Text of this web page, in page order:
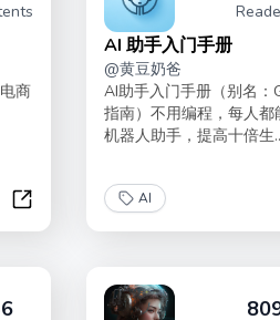
商
AI电商从入门到赚钱
AI 助手入门手册
@黄豆奶爸
AI助手入门手册（别名：
指南）不用编程，每人都
机器人助手，提高十倍生
AI